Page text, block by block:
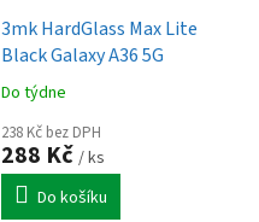
3mk HardGlass Max Lite
Black Galaxy A36 5G
Do týdne
238 Kč bez DPH
288 Kč / ks
Do košíku